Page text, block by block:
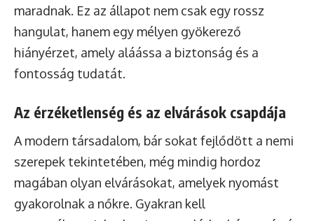
maradnak. Ez az állapot nem csak egy rossz
hangulat, hanem egy mélyen gyökerező
hiányérzet, amely aláássa a biztonság és a
fontosság tudatát.
Az érzéketlenség és az elvárások csapdája
A modern társadalom, bár sokat fejlődött a nemi
szerepek tekintetében, még mindig hordoz
magában olyan elvárásokat, amelyek nyomást
gyakorolnak a nőkre. Gyakran kell